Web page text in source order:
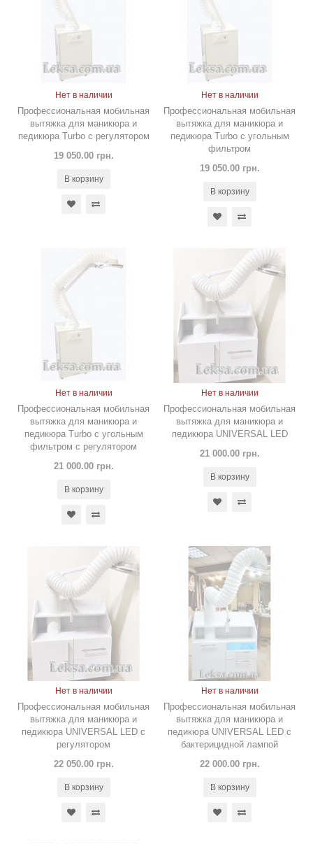
Нет в наличии
Профессиональная мобильная
вытяжка для маникюра и
педикюра Turbo с регулятором
19 050.00 грн.
В корзину
Нет в наличии
Профессиональная мобильная
вытяжка для маникюра и
педикюра Turbo с угольным
фильтром
19 050.00 грн.
В корзину
Нет в наличии
Профессиональная мобильная
вытяжка для маникюра и
педикюра Turbo с угольным
фильтром с регулятором
21 000.00 грн.
В корзину
Нет в наличии
Профессиональная мобильная
вытяжка для маникюра и
педикюра UNIVERSAL LED
21 000.00 грн.
В корзину
Нет в наличии
Профессиональная мобильная
вытяжка для маникюра и
педикюра UNIVERSAL LED c
регулятором
22 050.00 грн.
В корзину
Нет в наличии
Профессиональная мобильная
вытяжка для маникюра и
педикюра UNIVERSAL LED с
бактерицидной лампой
22 000.00 грн.
В корзину